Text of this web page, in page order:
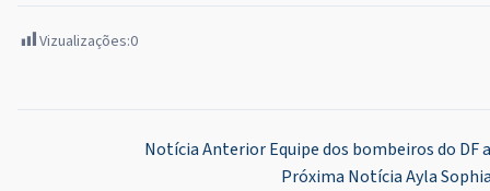
Vizualizações:0
Notícia Anterior Equipe dos bombeiros do
Próxima NotíciaAyla